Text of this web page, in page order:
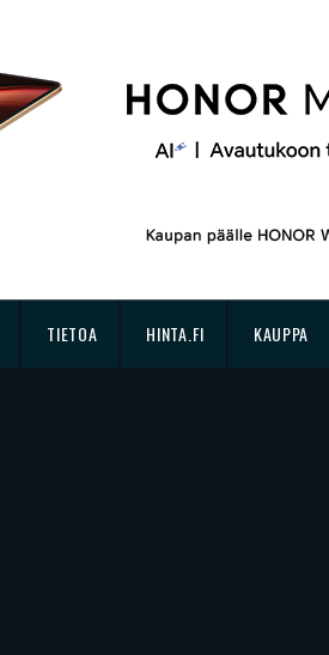
TIETOA HINTA.FI KAUPPA